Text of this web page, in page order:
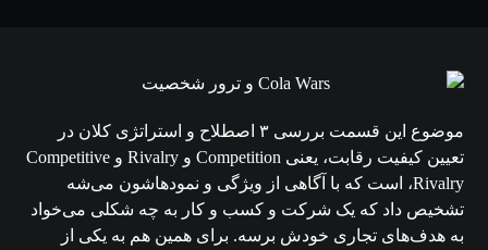
موضوع این قسمت بررسی ۳ اصطلاح و استراتژی کلان در
تعیین کیفیت رقابت، یعنی Competition و Rivalry و Competitive
Rivalry، است که با آگاهی از ویژگی و نمودهاشون می‌شه
تشخیص داد که یک شرکت و کسب و کار به چه شکلی می‌خواد
به هدف‌های تجاری خودش برسه. برای همین هم به یکی از